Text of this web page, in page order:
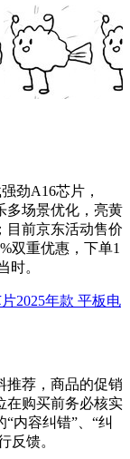
劲A16芯片，
多场景优化，亮黄
目前京东活动售价
双重优惠，下单1
时。
2025年款 平板电
推荐，商品的促销
在购买前务必核实
内容纠错”、“纠
反馈。